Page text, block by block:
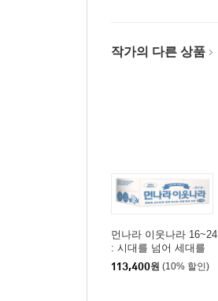
작가의 다른 상품
먼나라 이웃나라 16~24
: 시대를 넘어 세대를
넘어 B세트
113,400원 (10% 할인)